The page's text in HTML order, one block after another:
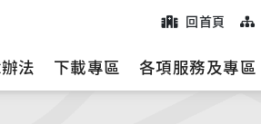
回首頁
法 下載專區 各項服務及專區